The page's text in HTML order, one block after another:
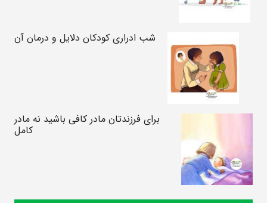
شب ادراری کودکان دلایل و درمان آن
برای فرزندتان مادر کافی باشید نه مادر
کامل